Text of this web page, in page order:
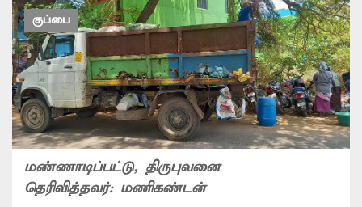
குப்பை
மண்ணாடிப்பட்டு, திருபுவனை
தெரிவித்தவர்: மணிகண்டன்